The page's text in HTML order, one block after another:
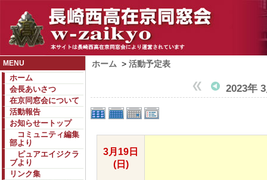
MENU
ホーム
会長あいさつ
在京同窓会について
活動報告
お知らせートップ
コミュニティ編集
部より
ピュアエイジクラ
ブより
リンク集
ホーム > 活動予定表
2023年
3月19日
(日)